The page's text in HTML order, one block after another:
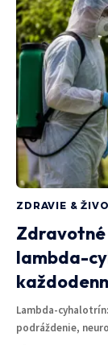
ZDRAVIE &
Zdravotné
lambda-
Lambda-
podráždenie,